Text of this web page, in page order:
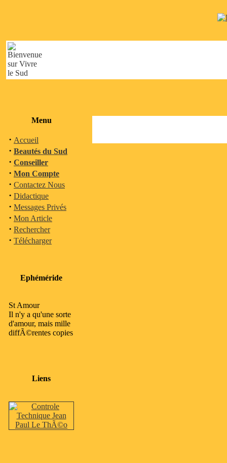
Menu
· Accueil
· Beautés du Sud
· Conseiller
· Mon Compte
· Contactez Nous
· Didactique
· Messages Privés
· Mon Article
· Rechercher
· Télécharger
Ephéméride
St Amour
Il n'y a qu'une sorte
d'amour, mais mille
diffÃ©rentes copies
Liens